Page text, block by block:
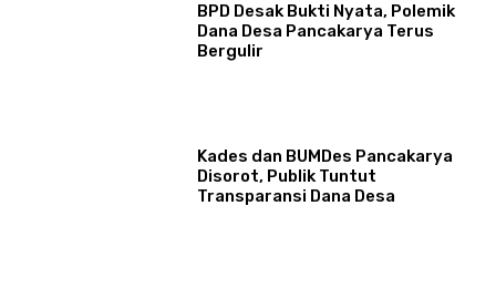
BPD Desak Bukti Nyata, Polemik
Dana Desa Pancakarya Terus
Bergulir
Kades dan BUMDes Pancakarya
Disorot, Publik Tuntut
Transparansi Dana Desa